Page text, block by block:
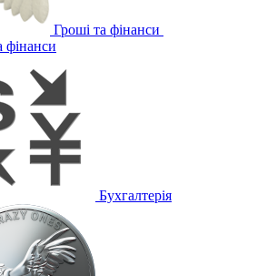
Гроші та фінанси
фінанси
Бухгалтерія